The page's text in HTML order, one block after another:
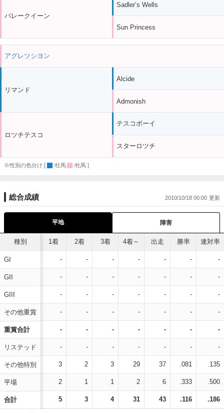
バレークイーン
Sadler’s Wells
Sun Princess
アグレツシヨン
リマンド
ロツチテスコ
Alcide
Admonish
テスコボーイ
スターロツチ
※性別の色分け [ :牡馬 :牝馬 ]
総合成績 2010/10/18 00:00
平地 障害
種別
GI
GII
GIII
その他重賞
重賞合計
リステッド
その他特別
平場
合計
1着 2着 3着 4着～ 出走 勝率 連対率
- - - - - - -
- - - - - - -
- - - - - - -
- - - - - - -
- - - - - - -
- - - - - - -
3 2 3 29 37 .081 .135
2 1 1 2 6 .333 .500
5 3 4 31 43 .116 .186